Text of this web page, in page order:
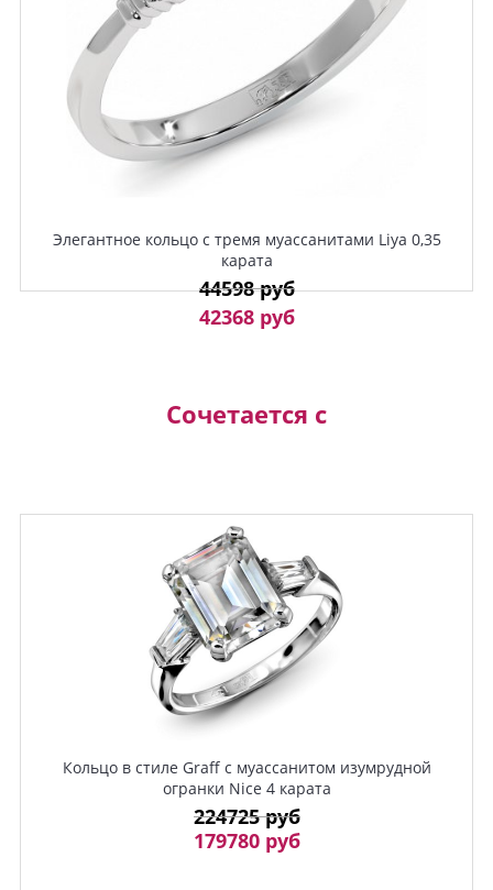
Элегантное кольцо с тремя муассанитами Liya 0,35
карата
44598 руб
42368 руб
Сочетается с
Кольцо в стиле Graff с муассанитом изумрудной
огранки Nice 4 карата
224725 руб
179780 руб